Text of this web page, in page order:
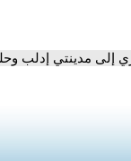
إلى مدينتي إدلب